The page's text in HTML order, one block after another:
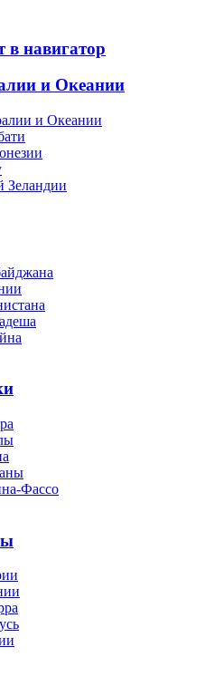
в навигатор
и Океании
и Океании
Зеландии
Фассо